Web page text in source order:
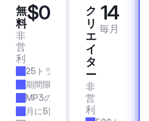
無
料
非
営
利
$0
25トラック/月
期間限定
MP3の品質
月に5回のダウンロード
ク
リ
エ
イ
タ
ー
非
営
利
14
毎月